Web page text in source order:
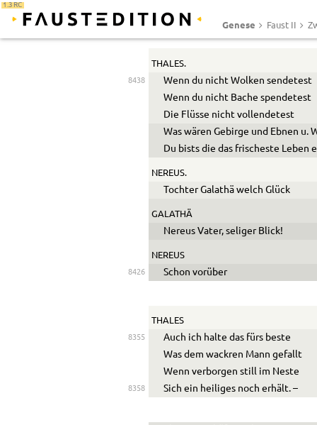
1.3 RC
Genese Faust II
THALES.
8438
Wenn du nicht Wolken sendetest
Wenn du nicht Bache spendetest
Die Flüsse nicht vollendetest
Was wären Gebirge und Ebnen u.
Du bists die das frischeste Leben
NEREUS.
Tochter Galathä welch Glück
GALATHÄ
Nereus Vater, seliger Blick!
NEREUS
8426 Schon vorüber
THALES
8355
Auch ich halte das fürs beste
Was dem wackren Mann gefallt
Wenn verborgen still im Neste
8358 Sich ein heiliges noch erhält. –